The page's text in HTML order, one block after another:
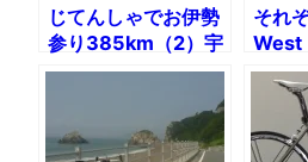
じてんしゃでお伊勢
参り385km（2）宇
津ノ谷峠〜浜松
それ
West
伊勢